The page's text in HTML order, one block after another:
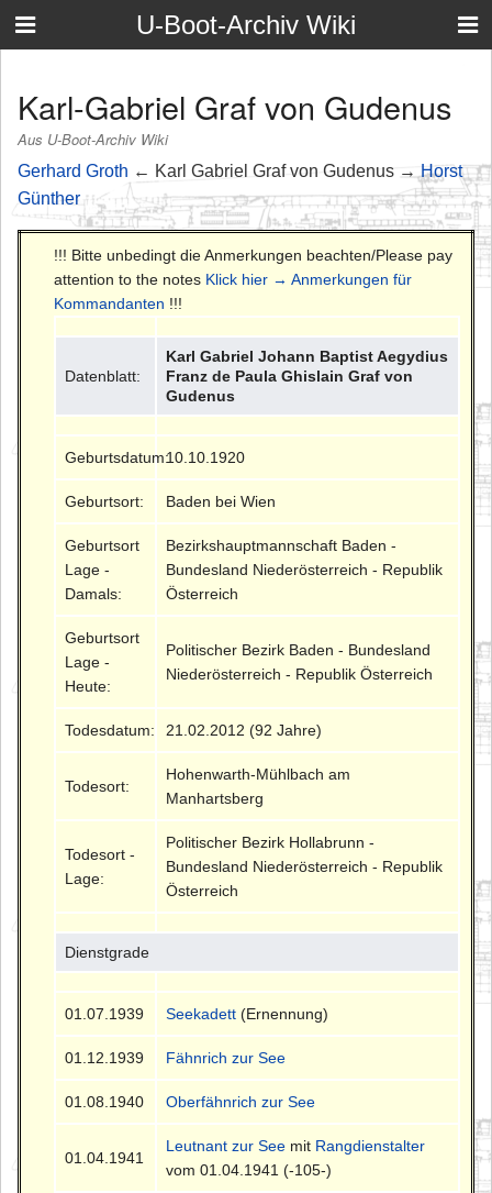
U-Boot-Archiv Wiki
Karl-Gabriel Graf von Gudenus
Aus U-Boot-Archiv Wiki
Gerhard Groth ← Karl Gabriel Graf von Gudenus → Horst
Günther
!!! Bitte unbedingt die Anmerkungen beachten/Please pay
attention to the notes Klick hier → Anmerkungen für
Kommandanten !!!
Datenblatt:
Karl Gabriel Johann Baptist Aegydius
Franz de Paula Ghislain Graf von
Gudenus
Geburtsdatum:10.10.1920
Geburtsort: Baden bei Wien
Geburtsort
Lage -
Damals:
Bezirkshauptmannschaft Baden -
Bundesland Niederösterreich - Republik
Österreich
Geburtsort
Lage -
Heute:
Politischer Bezirk Baden - Bundesland
Niederösterreich - Republik Österreich
Todesdatum: 21.02.2012 (92 Jahre)
Todesort:
Hohenwarth-Mühlbach am
Manhartsberg
Todesort -
Lage:
Politischer Bezirk Hollabrunn -
Bundesland Niederösterreich - Republik
Österreich
Dienstgrade
01.07.1939 Seekadett (Ernennung)
01.12.1939 Fähnrich zur See
01.08.1940 Oberfähnrich zur See
01.04.1941
Leutnant zur See mit Rangdienstalter
vom 01.04.1941 (-105-)